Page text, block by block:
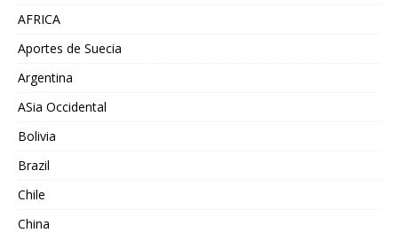
AFRICA
Aportes de Suecia
Argentina
ASia Occidental
Bolivia
Brazil
Chile
China